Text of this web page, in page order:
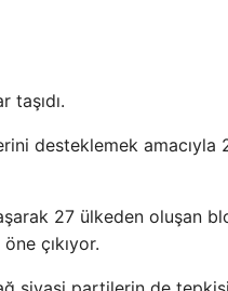
taşıdı.
desteklemek amacıyla
27 ülkeden oluşan
çıkıyor.